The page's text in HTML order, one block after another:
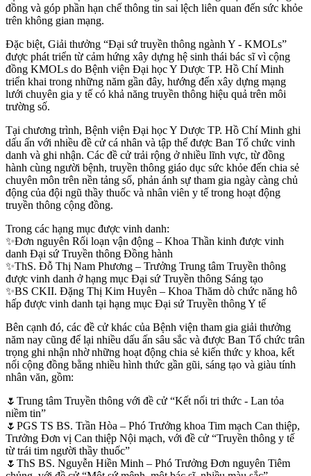
đồng và góp phần hạn chế thông tin sai lệch liên quan đến sức khỏe
trên không gian mạng.
Đặc biệt, Giải thưởng “Đại sứ truyền thông ngành Y - KMOLs”
được phát triển từ cảm hứng xây dựng hệ sinh thái bác sĩ vì cộng
đồng KMOLs do Bệnh viện Đại học Y Dược TP. Hồ Chí Minh
triển khai trong những năm gần đây, hướng đến xây dựng mạng
lưới chuyên gia y tế có khả năng truyền thông hiệu quả trên môi
trường số.
Tại chương trình, Bệnh viện Đại học Y Dược TP. Hồ Chí Minh ghi
dấu ấn với nhiều đề cử cá nhân và tập thể được Ban Tổ chức vinh
danh và ghi nhận. Các đề cử trải rộng ở nhiều lĩnh vực, từ đồng
hành cùng người bệnh, truyền thông giáo dục sức khỏe đến chia sẻ
chuyên môn trên nền tảng số, phản ánh sự tham gia ngày càng chủ
động của đội ngũ thầy thuốc và nhân viên y tế trong hoạt động
truyền thông cộng đồng.
Trong các hạng mục được vinh danh:
✨Đơn nguyên Rối loạn vận động – Khoa Thần kinh được vinh
danh Đại sứ Truyền thông Đồng hành
✨ThS. Đỗ Thị Nam Phương – Trưởng Trung tâm Truyền thông
được vinh danh ở hạng mục Đại sứ Truyền thông Sáng tạo
✨BS CKII. Đặng Thị Kim Huyên – Khoa Thăm dò chức năng hô
hấp được vinh danh tại hạng mục Đại sứ Truyền thông Y tế
Bên cạnh đó, các đề cử khác của Bệnh viện tham gia giải thưởng
năm nay cũng để lại nhiều dấu ấn sâu sắc và được Ban Tổ chức trân
trọng ghi nhận nhờ những hoạt động chia sẻ kiến thức y khoa, kết
nối cộng đồng bằng nhiều hình thức gần gũi, sáng tạo và giàu tính
nhân văn, gồm:
🌷Trung tâm Truyền thông với đề cử “Kết nối tri thức - Lan tỏa
niềm tin”
🌷PGS TS BS. Trần Hòa – Phó Trưởng khoa Tim mạch Can thiệp,
Trưởng Đơn vị Can thiệp Nội mạch, với đề cử “Truyền thông y tế
từ trái tim người thầy thuốc”
🌷ThS BS. Nguyễn Hiền Minh – Phó Trưởng Đơn nguyên Tiêm